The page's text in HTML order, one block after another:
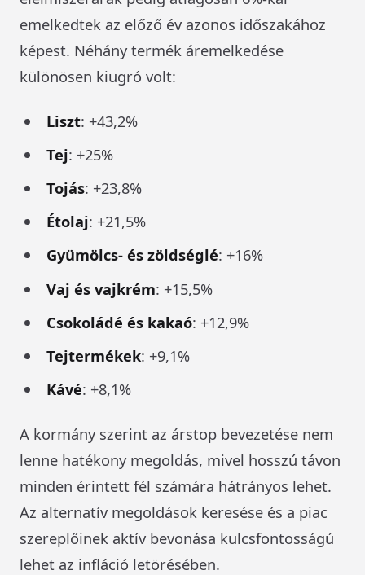
emelkedtek az előző év azonos időszakához
képest. Néhány termék áremelkedése
különösen kiugró volt:
Liszt: +43,2%
Tej: +25%
Tojás: +23,8%
Étolaj: +21,5%
Gyümölcs- és zöldséglé: +16%
Vaj és vajkrém: +15,5%
Csokoládé és kakaó: +12,9%
Tejtermékek: +9,1%
Kávé: +8,1%
A kormány szerint az árstop bevezetése nem
lenne hatékony megoldás, mivel hosszú távon
minden érintett fél számára hátrányos lehet.
Az alternatív megoldások keresése és a piac
szereplőinek aktív bevonása kulcsfontosságú
lehet az infláció letörésében.